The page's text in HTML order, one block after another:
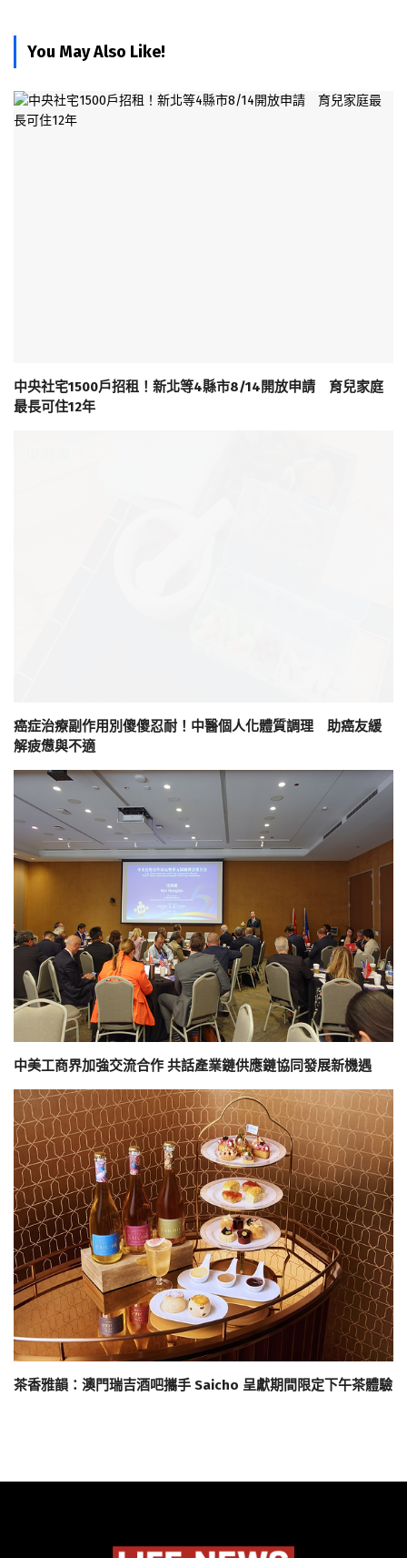
You May Also Like!
中央社宅1500戶招租！新北等4縣市8/14開放申請 育兒家庭
最長可住12年
癌症治療副作用別傻傻忍耐！中醫個人化體質調理 助癌友緩
解疲憊與不適
中美工商界加強交流合作 共話產業鏈供應鏈協同發展新機遇
茶香雅韻：澳門瑞吉酒吧攜手 Saicho 呈獻期間限定下午茶體驗